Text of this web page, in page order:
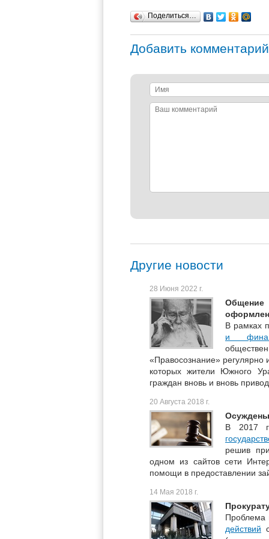
Поделиться…
Добавить комментарий
Имя
Ваш
Другие новости
28 Июня 2022 г.
В рамках
и
«Правосознание» регулярно
которых жители Южного
граждан вновь и вновь
20 Августа 2018 г.
В 2017
решив
одном из сайтов сети
помощи в предоставлении
14 Мая 2018 г.
Проблема
действий